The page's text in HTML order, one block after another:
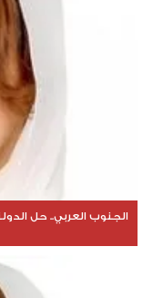
الجنوب العربي.. حل